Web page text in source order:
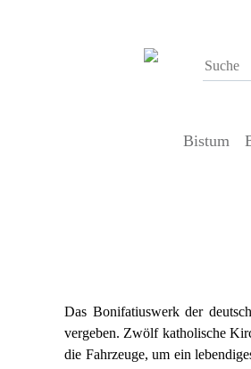
Bistum
Das Bonifatiuswerk der
vergeben. Zwölf katholische
die Fahrzeuge, um ein